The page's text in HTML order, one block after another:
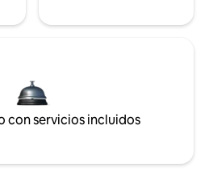
con servicios incluidos